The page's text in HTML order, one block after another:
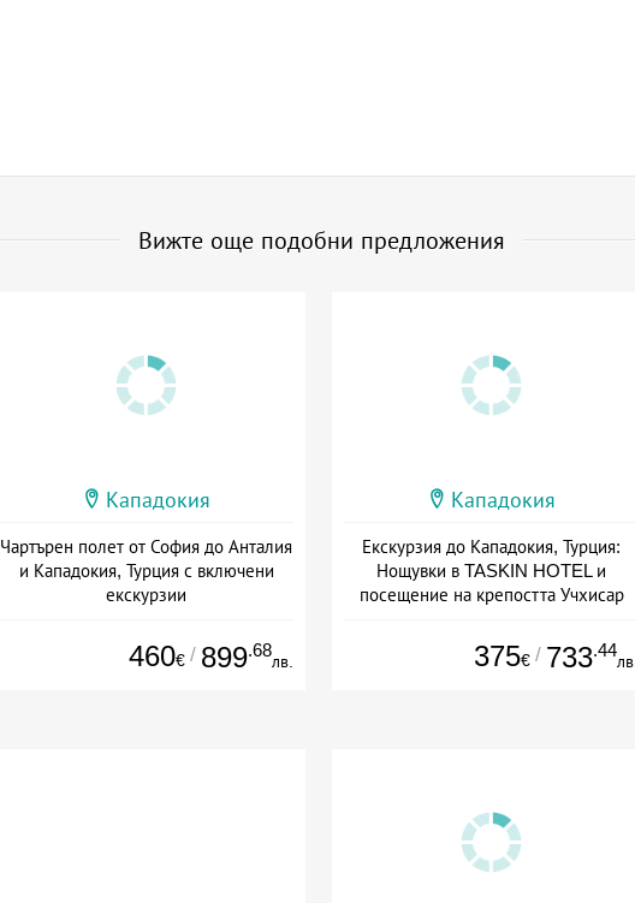
Вижте още подобни предложения
Кападокия
Чартърен полет от София до Анталия
и Кападокия, Турция с включени
екскурзии
460€ / 899.68
лв.
Кападокия
Екскурзия до Кападокия, Турция:
Нощувки в TASKIN HOTEL и
посещение на крепостта Учхисар
Дата: 18.10 - 05.11 + полупансион
375€ / 733.44
лв.